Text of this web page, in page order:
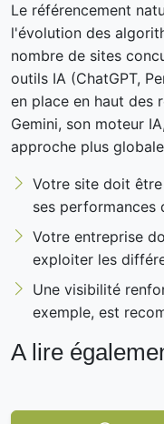
Le référencement
l'évolution des
nombre de sites
outils IA (ChatGPT,
en place en haut des
Gemini, son moteur
approche plus
Votre site doit
ses performances
Votre entreprise
exploiter les
Une visibilité
exemple, est
A lire